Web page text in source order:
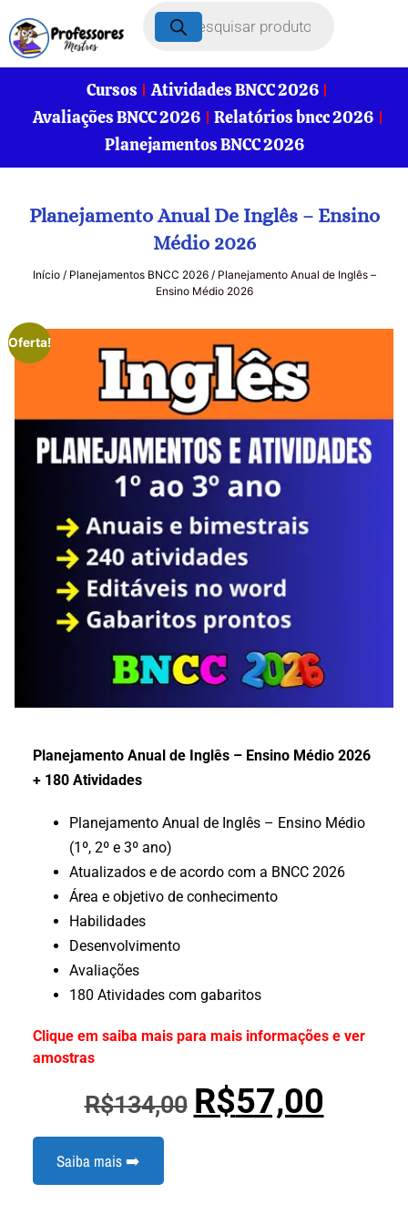
Cursos
Atividades BNCC 2026
Avaliações BNCC 2026
Relatórios bncc 2026
Planejamentos BNCC 2026
Planejamento Anual De Inglês – Ensino
Médio 2026
Início/ Planejamentos BNCC 2026/ Planejamento Anual de Inglês –
Ensino Médio 2026
Oferta!
Planejamento Anual de Inglês – Ensino Médio 2026
+ 180 Atividades
Planejamento Anual de Inglês – Ensino Médio
(1º, 2º e 3º ano)
Atualizados e de acordo com a BNCC 2026
Área e objetivo de conhecimento
Habilidades
Desenvolvimento
Avaliações
180 Atividades com gabaritos
Clique em saiba mais para mais informações e ver
amostras
R$134,00 R$57,00
Saiba mais ➡️